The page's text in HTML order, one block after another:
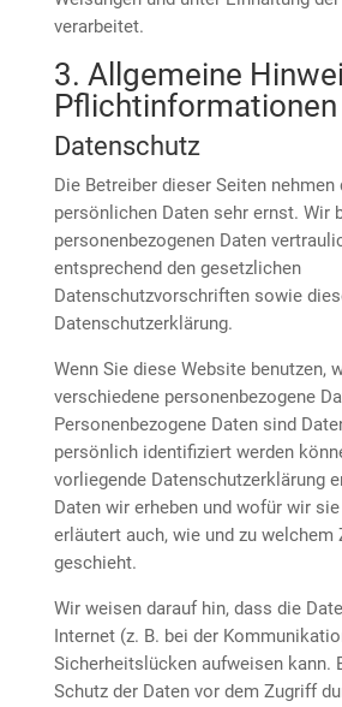
verarbeitet.
3. Allgemeine
Pflicht­informationen
Datenschutz
Die Betreiber dieser Seiten nehmen
persönlichen Daten sehr ernst. Wir
personenbezogenen Daten
entsprechend den gesetzlichen
Datenschutzvorschriften sowie
Datenschutzerklärung.
Wenn Sie diese Website benutzen,
verschiedene personenbezogene
Personenbezogene Daten sind
persönlich identifiziert werden
vorliegende Datenschutzerklärung
Daten wir erheben und wofür wir
erläutert auch, wie und zu welchem
geschieht.
Wir weisen darauf hin, dass die
Internet (z. B. bei der
Sicherheitslücken aufweisen kann.
Schutz der Daten vor dem Zugriff